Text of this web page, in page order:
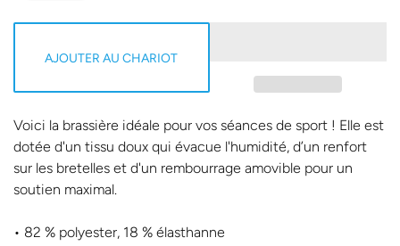
AJOUTER AU CHARIOT
Voici la brassière idéale pour vos séances de sport ! Elle est
dotée d'un tissu doux qui évacue l'humidité, d’un renfort
sur les bretelles et d'un rembourrage amovible pour un
soutien maximal.
• 82 % polyester, 18 % élasthanne